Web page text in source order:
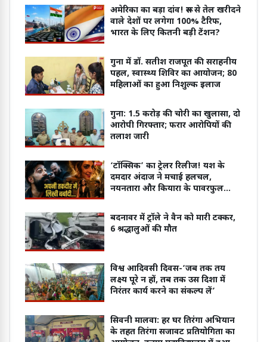
अमेरिका का बड़ा दांव! रूस से तेल खरीदने
वाले देशों पर लगेगा 100% टैरिफ,
भारत के लिए कितनी बड़ी टेंशन?
गुना में डॉ. सतीश राजपूत की सराहनीय
पहल, स्वास्थ्य शिविर का आयोजन; 80
महिलाओं का हुआ निशुल्क इलाज
गुना: 1.5 करोड़ की चोरी का खुलासा, दो
आरोपी गिरफ्तार; फरार आरोपियों की
तलाश जारी
‘टॉक्सिक’ का ट्रेलर रिलीज! यश के
दमदार अंदाज ने मचाई हलचल,
नयनतारा और कियारा के पावरफुल
बदनावर में ट्रॉले ने वैन को मारी टक्कर,
6 श्रद्धालुओं की मौत
विश्व आदिवसी दिवस-‘जब तक तय
लक्ष्य पूरे न हों, तब तक उस दिशा में
निरंतर कार्य करने का संकल्प लें’
सिवनी मालवा: हर घर तिरंगा अभियान
के तहत तिरंगा सजावट प्रतियोगिता का